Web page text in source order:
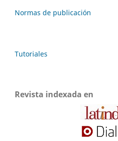
Normas de publicación
Tutoriales
Revista indexada en